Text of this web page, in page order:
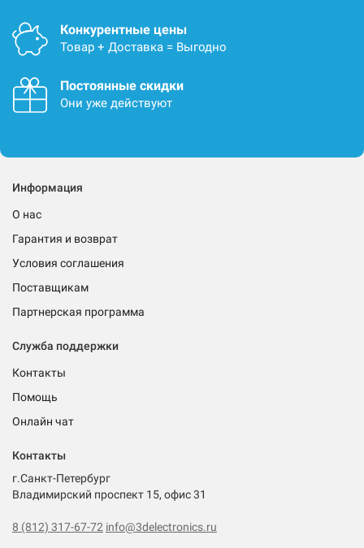
Конкурентные цены
Товар + Доставка = Выгодно
Постоянные скидки
Они уже действуют
Информация
О нас
Гарантия и возврат
Условия соглашения
Поставщикам
Партнерская программа
Служба поддержки
Контакты
Помощь
Онлайн чат
Контакты
г.Санкт-Петербург
Владимирский проспект 15, офис 31
8 (812) 317-67-72 info@3delectronics.ru